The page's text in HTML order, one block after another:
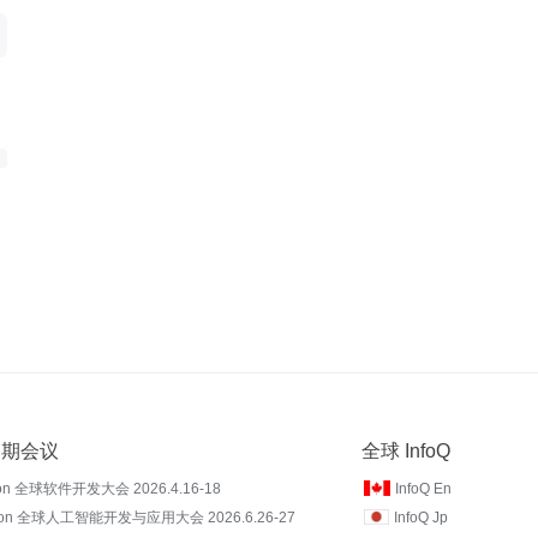
会议
全球软件开发大会 2026.4.16-18
全球人工智能开发与应用大会 2026.6.26-27
全球 InfoQ
InfoQ En
InfoQ Jp